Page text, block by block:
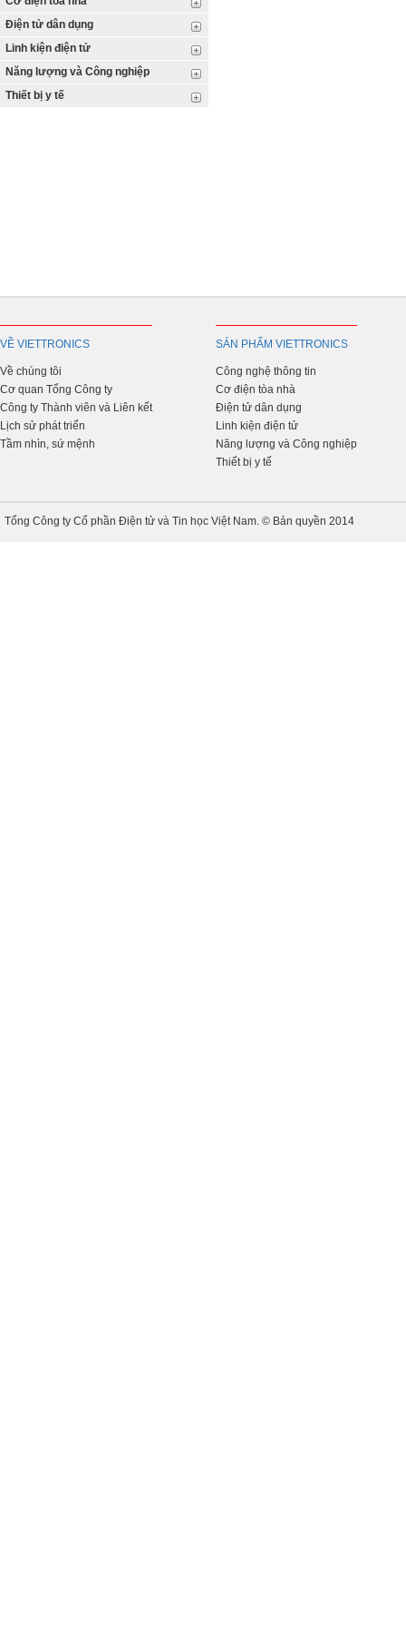
Điện tử dân dụng
Linh kiện điện tử
Năng lượng và Công nghiệp
Thiết bị y tế
VỀ VIETTRONICS
Về chúng tôi
Cơ quan Tổng Công ty
Công ty Thành viên và Liên kết
Lịch sử phát triển
Tầm nhìn, sứ mệnh
SẢN PHẨM VIETTRONICS
Công nghệ thông tin
Cơ điện tòa nhà
Điện tử dân dụng
Linh kiện điện tử
Năng lượng và Công nghiệp
Thiết bị y tế
Tổng Công ty Cổ phần Điện tử và Tin học Việt Nam. © Bản quyền 2014